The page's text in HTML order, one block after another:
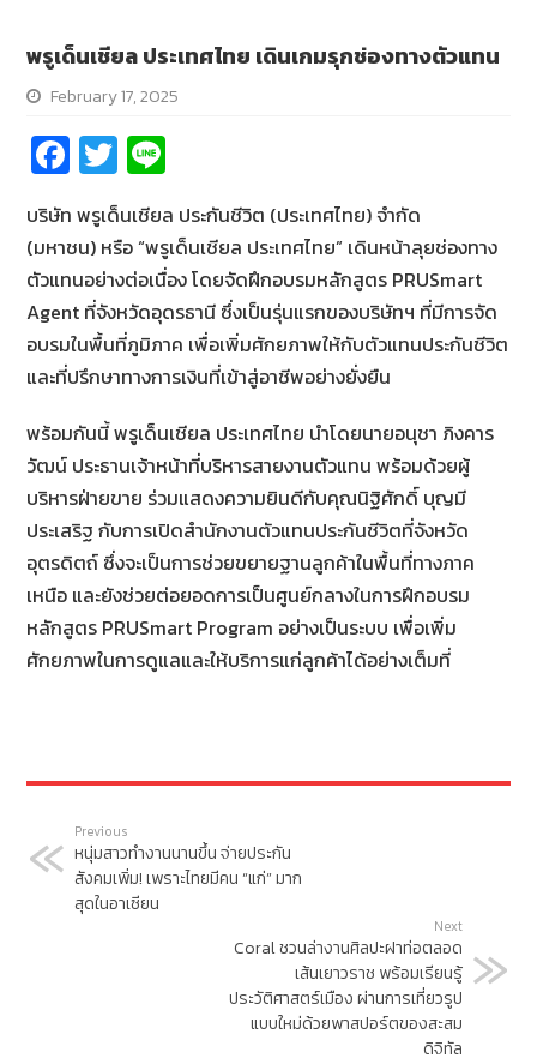
พรูเด็นเชียล ประเทศไทย เดินเกมรุกช่องทางตัวแทน
February 17, 2025
Fa
ce
b
o
o
k
T
wi
tt
er
n
e
บริษัท พรูเด็นเชียล ประกันชีวิต (ประเทศไทย) จำกัด
(มหาชน) หรือ “พรูเด็นเชียล ประเทศไทย” เดินหน้าลุยช่องทาง
ตัวแทนอย่างต่อเนื่อง โดยจัดฝึกอบรมหลักสูตร PRUSmart
Agent ที่จังหวัดอุดรธานี ซึ่งเป็นรุ่นแรกของบริษัทฯ ที่มีการจัด
อบรมในพื้นที่ภูมิภาค เพื่อเพิ่มศักยภาพให้กับตัวแทนประกันชีวิต
และที่ปรึกษาทางการเงินที่เข้าสู่อาชีพอย่างยั่งยืน
พร้อมกันนี้ พรูเด็นเชียล ประเทศไทย นำโดยนายอนุชา ภิงคาร
วัฒน์ ประธานเจ้าหน้าที่บริหารสายงานตัวแทน พร้อมด้วยผู้
บริหารฝ่ายขาย ร่วมแสดงความยินดีกับคุณนิฐิศักดิ์ บุญมี
ประเสริฐ กับการเปิดสำนักงานตัวแทนประกันชีวิตที่จังหวัด
อุตรดิตถ์ ซึ่งจะเป็นการช่วยขยายฐานลูกค้าในพื้นที่ทางภาค
เหนือ และยังช่วยต่อยอดการเป็นศูนย์กลางในการฝึกอบรม
หลักสูตร PRUSmart Program อย่างเป็นระบบ เพื่อเพิ่ม
ศักยภาพในการดูแลและให้บริการแก่ลูกค้าได้อย่างเต็มที่
Previous
หนุ่มสาวทำงานนานขึ้น จ่ายประกัน
สังคมเพิ่ม! เพราะไทยมีคน “แก่” มาก
สุดในอาเซียน
Next
Coral ชวนล่างานศิลปะฝาท่อตลอด
เส้นเยาวราช พร้อมเรียนรู้
ประวัติศาสตร์เมือง ผ่านการเที่ยวรูป
แบบใหม่ด้วยพาสปอร์ตของสะสม
ดิจิทัล